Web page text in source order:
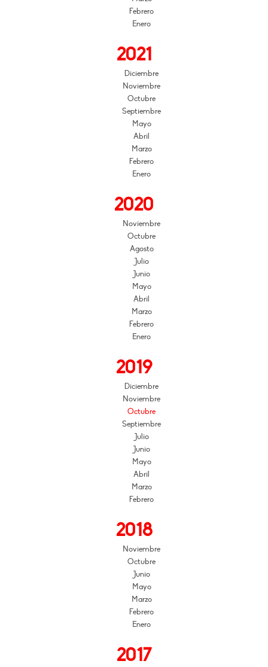
Febrero
Enero
2021
Diciembre
Noviembre
Octubre
Septiembre
Mayo
Abril
Marzo
Febrero
Enero
2020
Noviembre
Octubre
Agosto
Julio
Junio
Mayo
Abril
Marzo
Febrero
Enero
2019
Diciembre
Noviembre
Octubre
Septiembre
Julio
Junio
Mayo
Abril
Marzo
Febrero
2018
Noviembre
Octubre
Junio
Mayo
Marzo
Febrero
Enero
2017